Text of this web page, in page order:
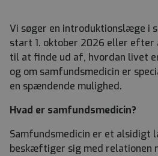
Vi søger en introduktionslæge i
start 1. oktober 2026 eller efter
til at finde ud af, hvordan livet
og om samfundsmedicin er
en spændende mulighed.
Hvad er samfundsmedicin?
Samfundsmedicin er et alsidigt
beskæftiger sig med relationen